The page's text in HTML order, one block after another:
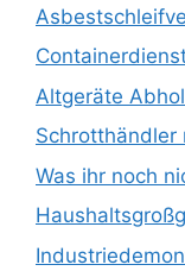
Altgeräte
Schrotthändler
Was ihr noch